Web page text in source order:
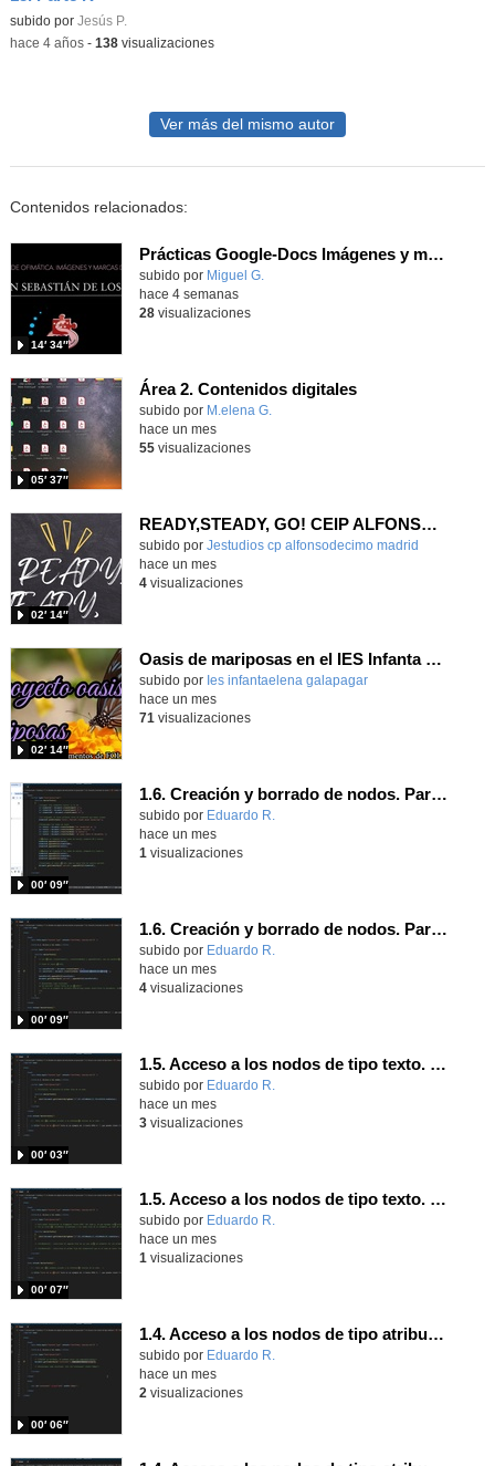
Contenido educativo.
subido por Jesús P.
-hace 4 años- 138visualizaciones
Ver más del mismo autor
Contenidos relacionados:
Prácticas Google-Docs Imágenes y marcas de agua
Contenido educativo.
subido por Miguel G.
14′ 34″
hace 4 semanas
28visualizaciones
Área 2. Contenidos digitales
Contenido educativo.
subido por M.elena G.
05′ 37″
hace un mes
55visualizaciones
READY,STEADY, GO! CEIP ALFONSO X EL SABIO
Contenido educativo.
subido por Jestudios cp alfonsodecimo madrid
02′ 14″
hace un mes
4visualizaciones
Oasis de mariposas en el IES Infanta Elena
subido por Ies infantaelena galapagar
02′ 14″
-
hace un mes
71 visualizaciones
1.6. Creación y borrado de nodos. Parte 2.
Contenido educativo.
subido por Eduardo R.
00′ 09″
hace un mes
1 visualizaciones
1.6. Creación y borrado de nodos. Parte 1.
Contenido educativo.
subido por Eduardo R.
00′ 09″
hace un mes
4visualizaciones
1.5. Acceso a los nodos de tipo texto. Parte 2.
Contenido educativo.
subido por Eduardo R.
00′ 03″
hace un mes
3visualizaciones
1.5. Acceso a los nodos de tipo texto. Parte 1.
Contenido educativo.
subido por Eduardo R.
00′ 07″
hace un mes
1 visualizaciones
1.4. Acceso a los nodos de tipo atributo. Parte 7.
Contenido educativo.
subido por Eduardo R.
00′ 06″
hace un mes
2 visualizaciones